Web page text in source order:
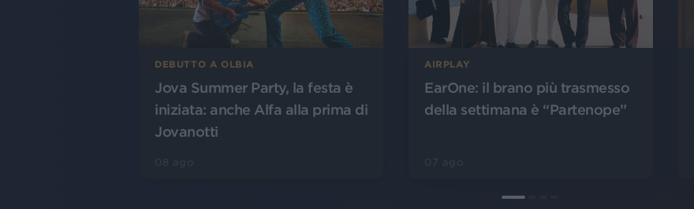
DEBUTTO A OLBIA
Jova Summer Party, la festa è
iniziata: anche Alfa alla prima di
Jovanotti
AIRPLAY
EarOne: il brano più trasmesso
della settimana è “Partenope”